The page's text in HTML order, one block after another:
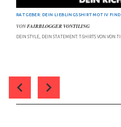
RATGEBER: DEIN LIEBLINGSSHIRTMOTIV
VONFAIRBLOGGER VONTILING
DEIN STYLE, DEIN STATEMENT: T-SHIRTS VON VON